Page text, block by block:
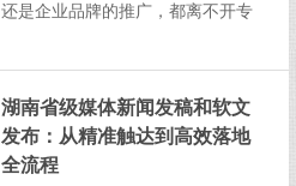
还是企业品牌的推广，都离不开专
活力的土地上稳健前行提供强大动
力。湖南省级新闻发布平台：权威
与多元并存政务类平台：官方声音...
湖南省级媒体新闻发稿和软文
发布：从精准触达到高效落地
全流程